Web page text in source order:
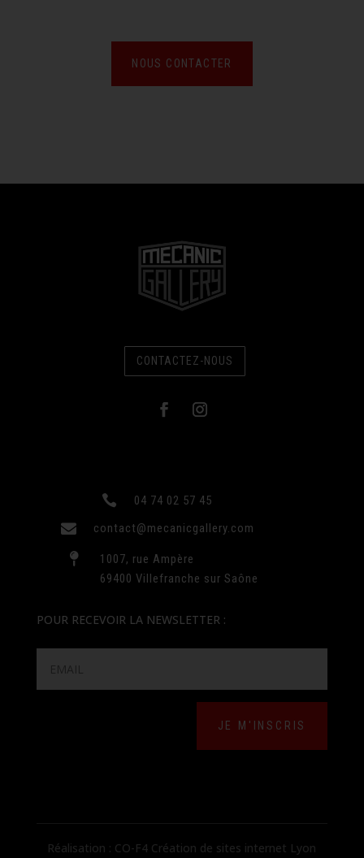
NOUS CONTACTER
CONTACTEZ-NOUS
 04 74 02 57 45
 contact@mecanicgallery.com

1007, rue Ampère
69400 Villefranche sur Saône
POUR RECEVOIR LA NEWSLETTER :
JE M'INSCRIS
Réalisation : CO-F4 Création de sites internet Lyon